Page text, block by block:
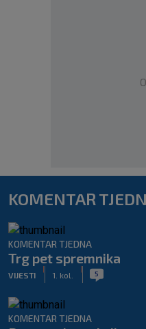
KOMENTAR
KOMENTAR TJEDNA
Trg pet spremnika
VIJESTI 1. kol. 5
KOMENTAR TJEDNA